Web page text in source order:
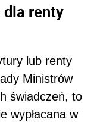
renty
lub renty
Ministrów
świadczeń, to
wypłacana w